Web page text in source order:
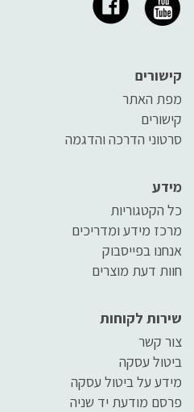
קישורים
מפת האתר
קישורים
סרטוני הדרכה והדגמה
מידע
כל הקטגוריות
מרכז מידע ומדריכים
אנחנו בפייסבוק
חוות דעת מוצרים
שירות לקוחות
צור קשר
ביטול עסקה
מידע על ביטול עסקה
פרסם מודעת יד שניה